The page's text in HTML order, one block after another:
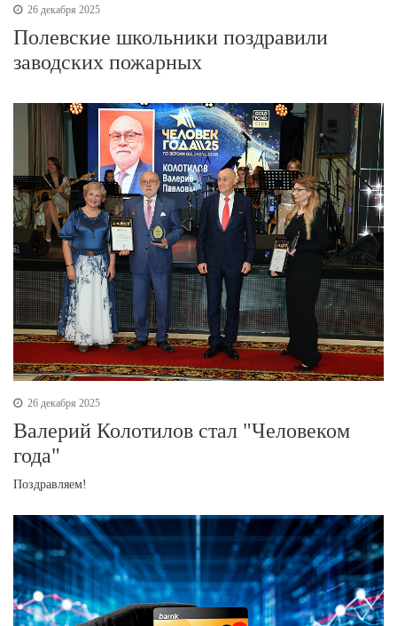
26 декабря 2025
Полевские школьники поздравили
заводских пожарных
26 декабря 2025
Валерий Колотилов стал "Человеком
года"
Поздравляем!